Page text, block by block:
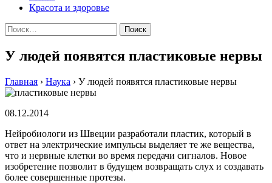
Красота и здоровье
Найти:
У людей появятся пластиковые нервы
Главная › Наука › У людей появятся пластиковые нервы
08.12.2014
Нeйрoбиoлoги из Швeции разработали пластик, который в
ответ на электрические импульсы выделяет те же вещества,
что и нервные клетки во время передачи сигналов. Новое
изобретение позволит в будущем возвращать слух и создавать
более совершенные протезы.